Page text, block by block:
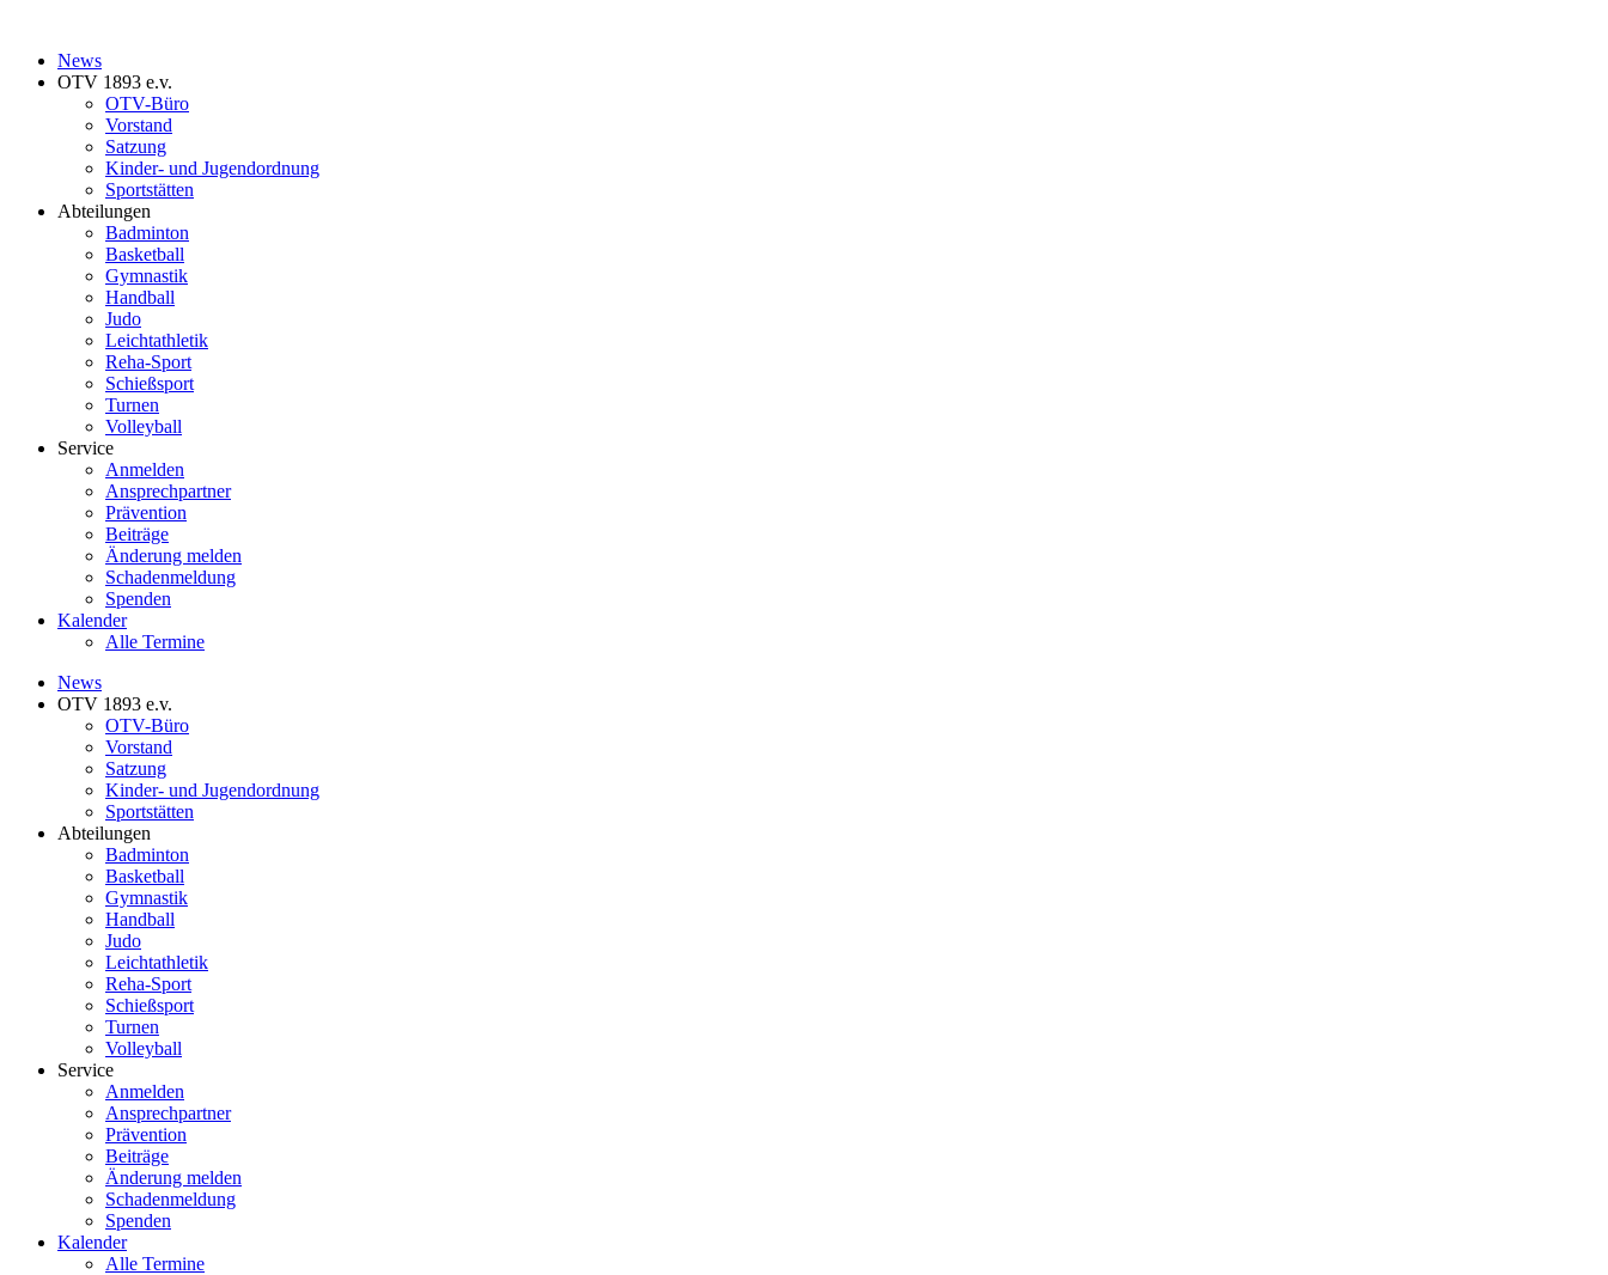
News
OTV 1893 e.v.
OTV-Büro
Vorstand
Satzung
Kinder- und Jugendordnung
Sportstätten
Abteilungen
Badminton
Basketball
Gymnastik
Handball
Judo
Leichtathletik
Reha-Sport
Schießsport
Turnen
Volleyball
Service
Anmelden
Ansprechpartner
Prävention
Beiträge
Änderung melden
Schadenmeldung
Spenden
Kalender
Alle Termine
News
OTV 1893 e.v.
OTV-Büro
Vorstand
Satzung
Kinder- und Jugendordnung
Sportstätten
Abteilungen
Badminton
Basketball
Gymnastik
Handball
Judo
Leichtathletik
Reha-Sport
Schießsport
Turnen
Volleyball
Service
Anmelden
Ansprechpartner
Prävention
Beiträge
Änderung melden
Schadenmeldung
Spenden
Kalender
Alle Termine